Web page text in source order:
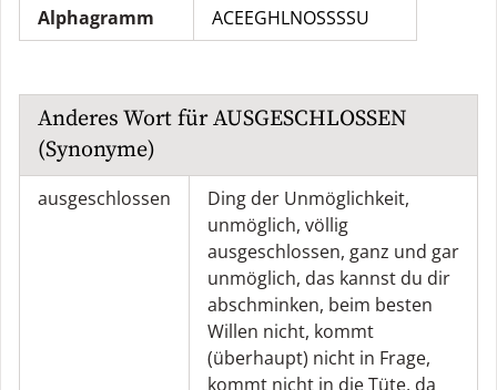
Alphagramm
ACEEGHLNOSSSSU
Anderes Wort fürAUSGESCHLOSSEN
(Synonyme)
ausgeschlossen Ding der Unmöglichkeit,
unmöglich, völlig
ausgeschlossen, ganz und gar
unmöglich, das kannst du dir
abschminken, beim besten
Willen nicht, kommt
(überhaupt) nicht in Frage,
kommt nicht in die Tüte, da